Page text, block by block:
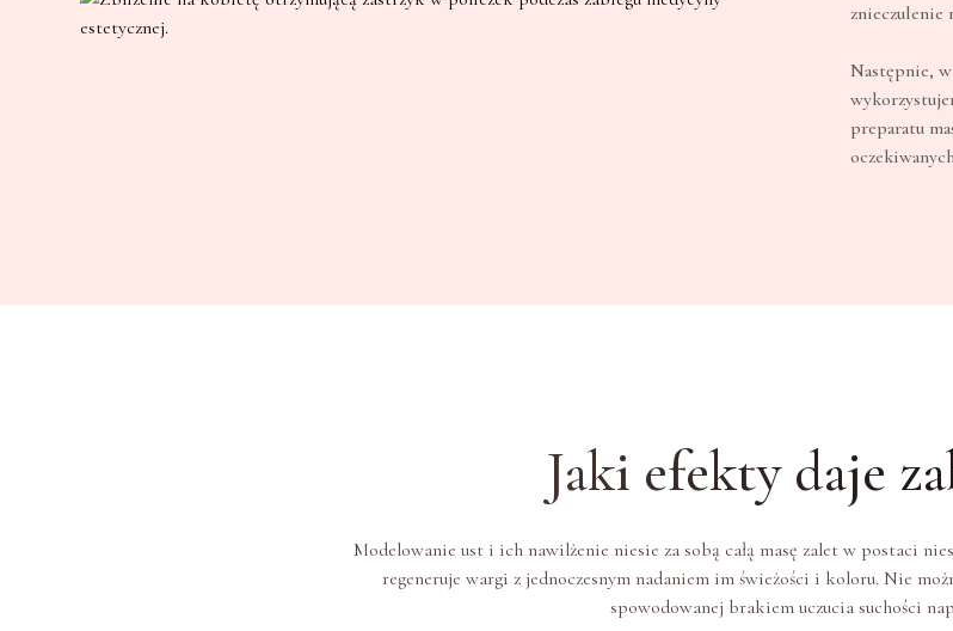
znieczulenie
Następnie,
preparatu
Jaki efekty daje
Modelowanie ust i ich nawilżenie niesie za sobą całą masę zalet w postaci
regeneruje wargi z jednoczesnym nadaniem im świeżości i koloru. Nie
spowodowanej brakiem uczucia suchości